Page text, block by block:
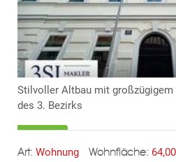
Stilvoller Altbau mit großzügigem
des 3. Bezirks
Art: Wohnung Wohnfläche: 64,00